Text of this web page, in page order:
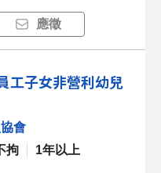
應徵
工子女非營利幼兒
會
拘
1年以上